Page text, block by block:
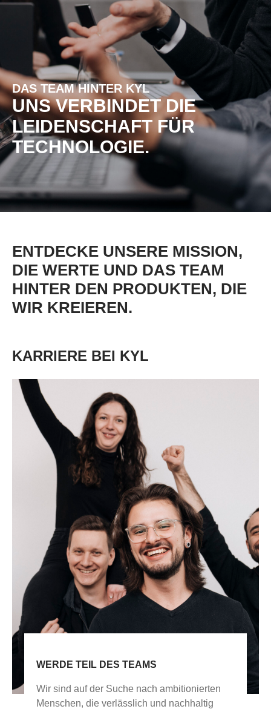
DAS TEAM HINTER KYL
UNS VERBINDET DIE
LEIDENSCHAFT FÜR
TECHNOLOGIE.
ENTDECKE UNSERE MISSION,
DIE WERTE UND DAS TEAM
HINTER DEN PRODUKTEN, DIE
WIR KREIEREN.
KARRIERE BEI KYL
WERDE TEIL DES TEAMS
Wir sind auf der Suche nach ambitionierten
Menschen, die verlässlich und nachhaltig